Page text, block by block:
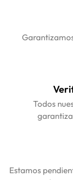
Todos
Estamos